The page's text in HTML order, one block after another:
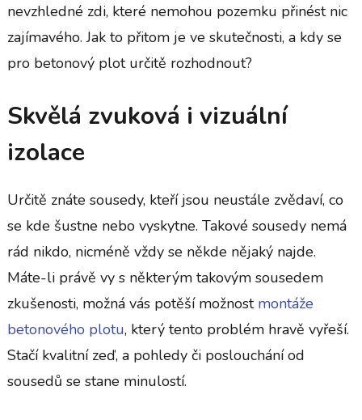
nevzhledné zdi, které nemohou pozemku přinést nic
zajímavého. Jak to přitom je ve skutečnosti, a kdy se
pro betonový plot určitě rozhodnout?
Skvělá zvuková i vizuální
izolace
Určitě znáte sousedy, kteří jsou neustále zvědaví, co
se kde šustne nebo vyskytne. Takové sousedy nemá
rád nikdo, nicméně vždy se někde nějaký najde.
Máte-li právě vy s některým takovým sousedem
zkušenosti, možná vás potěší možnost montáže
betonového plotu, který tento problém hravě vyřeší.
Stačí kvalitní zeď, a pohledy či poslouchání od
sousedů se stane minulostí.